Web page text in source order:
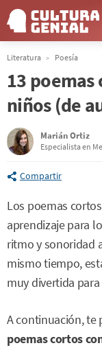
Literatura Poesía
13 poemas
niños (de
Marián Ortiz
Especialista en
Compartir
Los poemas
aprendizaje para
ritmo y sonoridad
mismo tiempo,
muy divertida
A continuación, te
poemas cortos